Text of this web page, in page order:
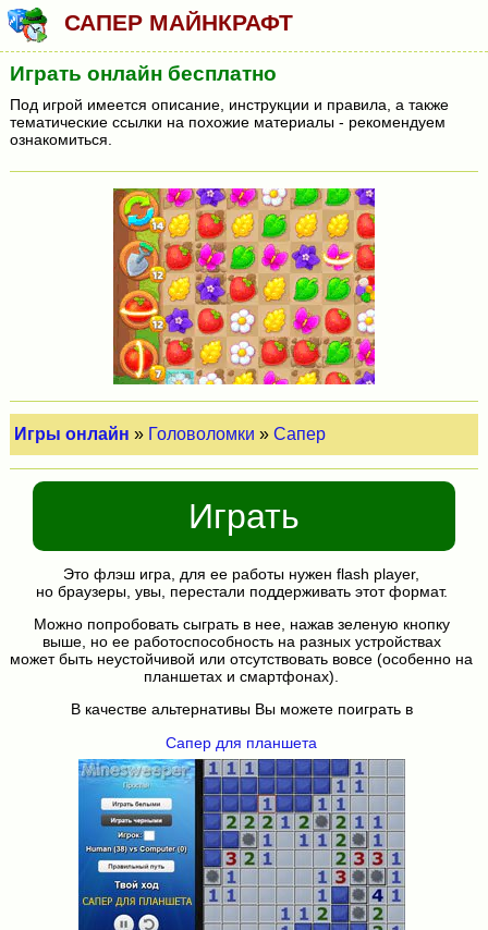
САПЕР МАЙНКРАФТ
Играть онлайн бесплатно
Под игрой имеется описание, инструкции и правила, а также
тематические ссылки на похожие материалы - рекомендуем
ознакомиться.
Игры онлайн » Головоломки »Сапер
Играть
Это флэш игра, для ее работы нужен flash player,
но браузеры, увы, перестали поддерживать этот формат.
Можно попробовать сыграть в нее, нажав зеленую кнопку
выше, но ее работоспособность на разных устройствах
может быть неустойчивой или отсутствовать вовсе (особенно на
планшетах и смартфонах).
В качестве альтернативы Вы можете поиграть в
Сапер для планшета